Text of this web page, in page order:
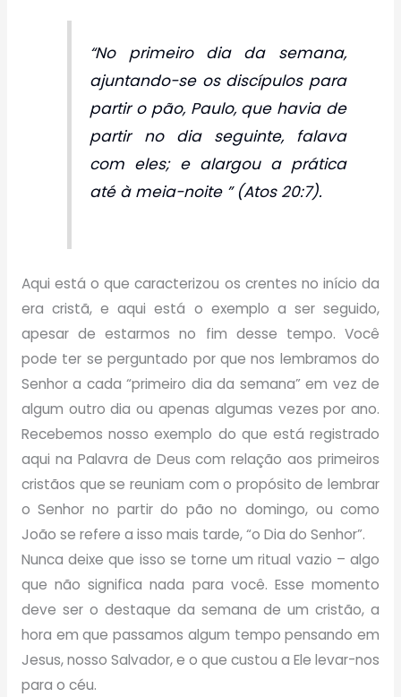
“No primeiro dia da semana,
ajuntando-se os discípulos para
partir o pão, Paulo, que havia de
partir no dia seguinte, falava
com eles; e alargou a prática
até à meia-noite ” (Atos 20:7).
Aqui está o que caracterizou os crentes no início da
era cristã, e aqui está o exemplo a ser seguido,
apesar de estarmos no fim desse tempo. Você
pode ter se perguntado por que nos lembramos do
Senhor a cada “primeiro dia da semana” em vez de
algum outro dia ou apenas algumas vezes por ano.
Recebemos nosso exemplo do que está registrado
aqui na Palavra de Deus com relação aos primeiros
cristãos que se reuniam com o propósito de lembrar
o Senhor no partir do pão no domingo, ou como
João se refere a isso mais tarde, “o Dia do Senhor”.
Nunca deixe que isso se torne um ritual vazio – algo
que não significa nada para você. Esse momento
deve ser o destaque da semana de um cristão, a
hora em que passamos algum tempo pensando em
Jesus, nosso Salvador, e o que custou a Ele levar-nos
para o céu.